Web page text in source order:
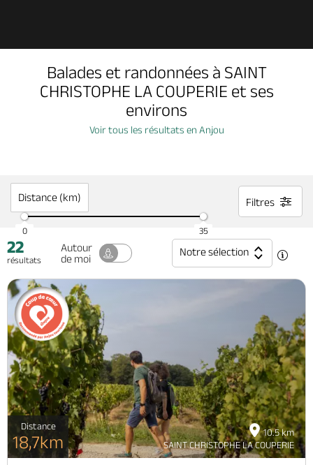
À voir, à faire
Séjours, cadeaux
Brochures & Cartes Offices de tourisme Comment venir ? Ecrivez-nous
Balades et randonnées à SAINT
CHRISTOPHE LA COUPERIE et ses
environs
Voir tous les résultats en Anjou
Distance (km)
0 35
Filtres
22
résultats
Autour
de moi
Notre sélection
10.5 km
SAINT CHRISTOPHE LA COUPERIE
Distance
18,7km